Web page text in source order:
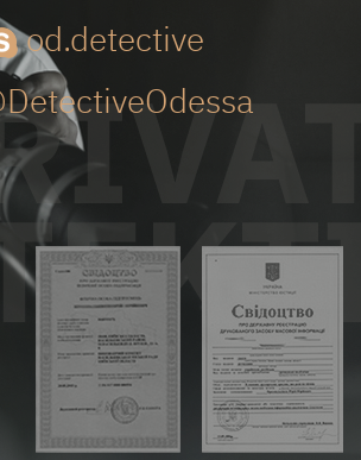
od.detective